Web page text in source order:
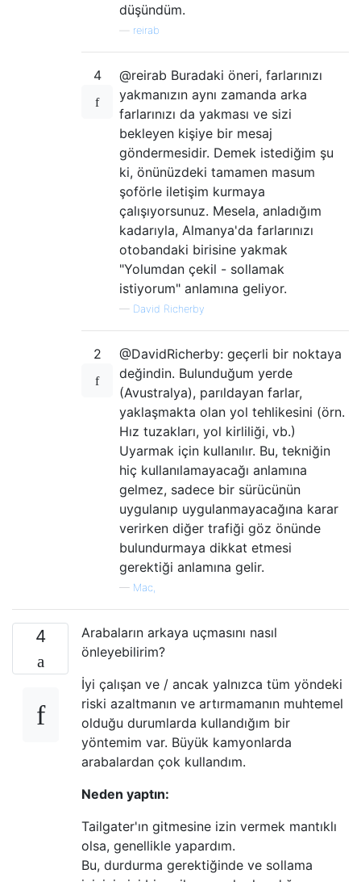
düşündüm.
reirab
4
@reirab Buradaki öneri, farlarınızı
yakmanızın aynı zamanda arka
farlarınızı da yakması ve sizi
bekleyen kişiye bir mesaj
göndermesidir. Demek istediğim şu
ki, önünüzdeki tamamen masum
şoförle iletişim kurmaya
çalışıyorsunuz. Mesela, anladığım
kadarıyla, Almanya'da farlarınızı
otobandaki birisine yakmak
"Yolumdan çekil - sollamak
istiyorum" anlamına geliyor.
— David Richerby
2
@DavidRicherby: geçerli bir noktaya
değindin. Bulunduğum yerde
(Avustralya), parıldayan farlar,
yaklaşmakta olan yol tehlikesini (örn.
Hız tuzakları, yol kirliliği, vb.)
Uyarmak için kullanılır. Bu, tekniğin
hiç kullanılamayacağı anlamına
gelmez, sadece bir sürücünün
uygulanıp uygulanmayacağına karar
verirken diğer trafiği göz önünde
bulundurmaya dikkat etmesi
gerektiği anlamına gelir.
— Mac,
4
Arabaların arkaya uçmasını nasıl
önleyebilirim?
İyi çalışan ve / ancak yalnızca tüm yöndeki
riski azaltmanın ve artırmamanın muhtemel
olduğu durumlarda kullandığım bir
yöntemim var. Büyük kamyonlarda
arabalardan çok kullandım.
Neden yaptın:
Tailgater'ın gitmesine izin vermek mantıklı
olsa, genellikle yapardım.
Bu, durdurma gerektiğinde ve sollama